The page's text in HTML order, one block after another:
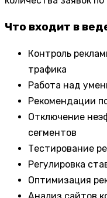
Что входит в
Контроль
трафика
Работа над
Рекомендации
Отключение
сегментов
Тестирование
Регулировка
Оптимизация